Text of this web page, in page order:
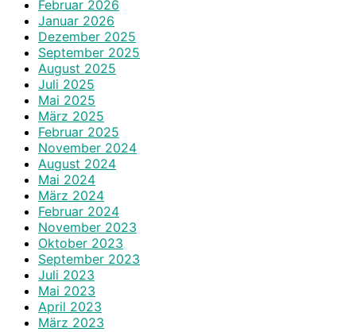
Februar 2026
Januar 2026
Dezember 2025
September 2025
August 2025
Juli 2025
Mai 2025
März 2025
Februar 2025
November 2024
August 2024
Mai 2024
März 2024
Februar 2024
November 2023
Oktober 2023
September 2023
Juli 2023
Mai 2023
April 2023
März 2023